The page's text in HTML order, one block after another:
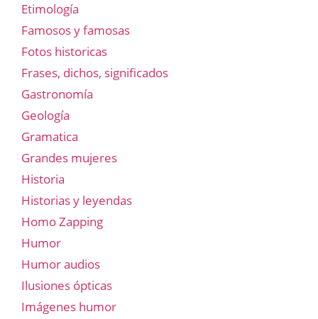
Etimología
Famosos y famosas
Fotos historicas
Frases, dichos, significados
Gastronomía
Geología
Gramatica
Grandes mujeres
Historia
Historias y leyendas
Homo Zapping
Humor
Humor audios
Ilusiones ópticas
Imágenes humor